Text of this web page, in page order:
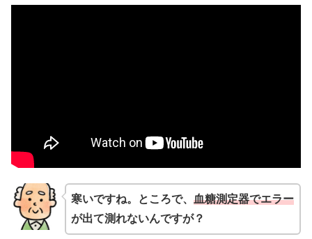
寒いですね。ところで、 血糖測定器でエラー
が出て測れないんですが？